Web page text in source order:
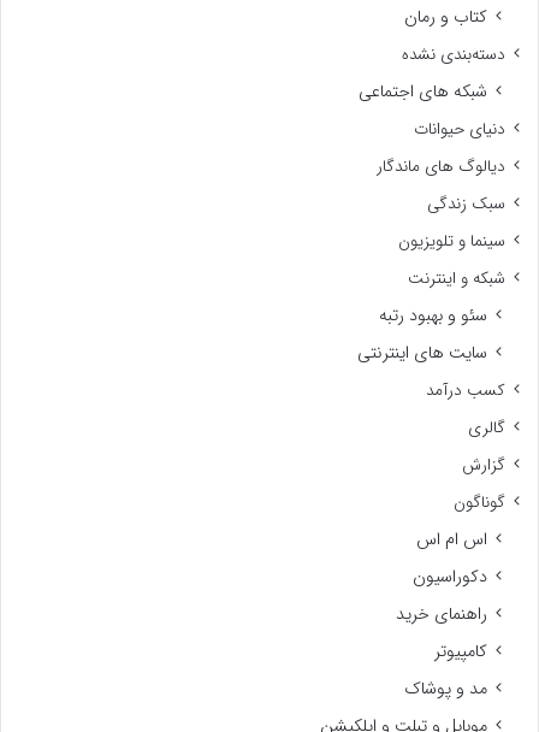
کتاب و رمان
دسته‌بندی نشده
شبکه های اجتماعی
دنیای حیوانات
دیالوگ های ماندگار
سبک زندگی
سینما و تلویزیون
شبکه و اینترنت
سئو و بهبود رتبه
سایت های اینترنتی
کسب درآمد
گالری
گزارش
گوناگون
اس ام اس
دکوراسیون
راهنمای خرید
کامپیوتر
مد و پوشاک
موبایل و تبلت و اپلکیشن